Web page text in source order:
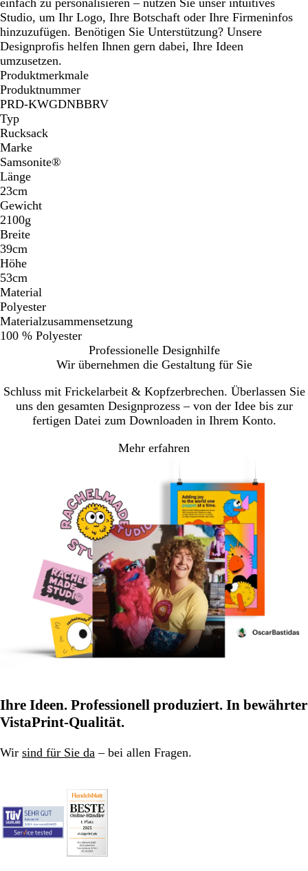
Studio, um Ihr Logo, Ihre Botschaft oder Ihre Firmeninfos
hinzuzufügen. Benötigen Sie Unterstützung? Unsere
Designprofis helfen Ihnen gern dabei, Ihre Ideen
umzusetzen.
Produktmerkmale
Produktnummer
PRD-KWGDNBBRV
Typ
Rucksack
Marke
Samsonite®
Länge
23cm
Gewicht
2100g
Breite
39cm
Höhe
53cm
Material
Polyester
Materialzusammensetzung
100 % Polyester
Professionelle Designhilfe
Wir übernehmen die Gestaltung für Sie
Schluss mit Frickelarbeit & Kopfzerbrechen. Überlassen Sie
uns den gesamten Designprozess – von der Idee bis zur
fertigen Datei zum Downloaden in Ihrem Konto.
Mehr erfahren
Ihre Ideen. Professionell produziert. In bewährter
VistaPrint-Qualität.
Wir sind für Sie da – bei allen Fragen.